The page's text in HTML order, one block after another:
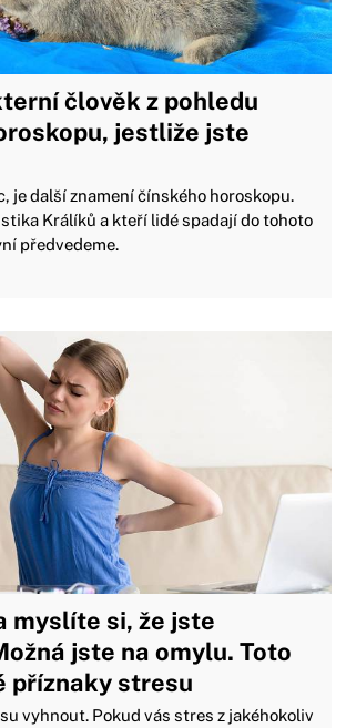
člověk z pohledu
jestliže jste
je další znamení čínského horoskopu.
Králíků a kteří lidé spadají do tohoto
předvedeme.
myslíte si, že jste
jste na omylu. Toto
příznaky stresu
vyhnout. Pokud vás stres z jakéhokoliv